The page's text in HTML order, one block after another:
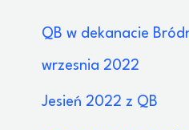
QB w dekanacie
wrzesnia 2022
Jesień 2022 z QB